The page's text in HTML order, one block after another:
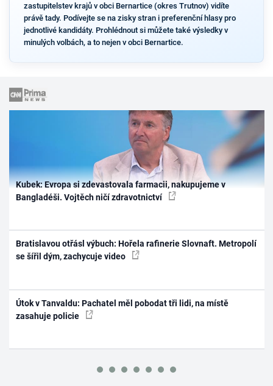
zastupitelstev krajů v obci Bernartice (okres Trutnov) vidíte
právě tady. Podívejte se na zisky stran i preferenční hlasy pro
jednotlivé kandidáty. Prohlédnout si můžete také výsledky v
minulých volbách, a to nejen v obci Bernartice.
Kubek: Evropa si zdevastovala farmacii, nakupujeme v
Bangladéši. Vojtěch ničí zdravotnictví
Bratislavou otřásl výbuch: Hořela rafinerie Slovnaft. Metropolí
se šířil dým, zachycuje video
Útok v Tanvaldu: Pachatel měl pobodat tři lidi, na místě
zasahuje policie